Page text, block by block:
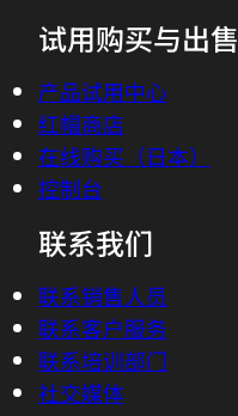
试用购买与出售
产品试用中心
红帽商店
在线购买（日本）
控制台
联系我们
联系销售人员
联系客户服务
联系培训部门
社交媒体